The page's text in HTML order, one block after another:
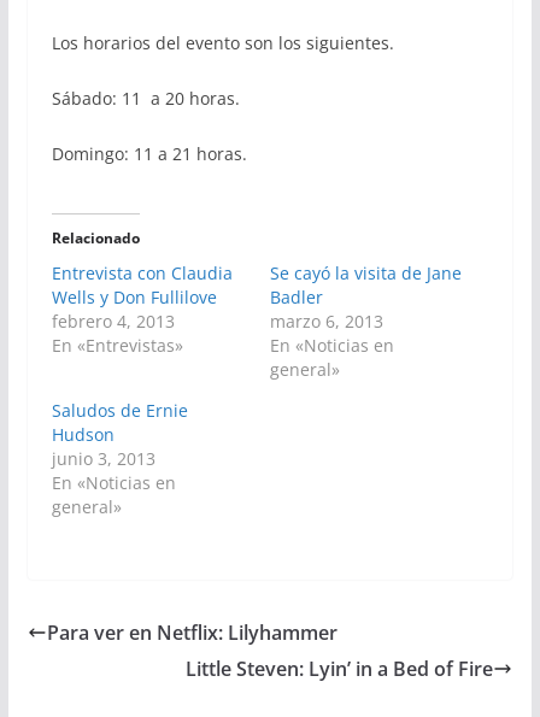
Los horarios del evento son los siguientes.
Sábado: 11 a 20 horas.
Domingo: 11 a 21 horas.
Relacionado
Entrevista con Claudia
Wells y Don Fullilove
febrero 4, 2013
En «Entrevistas»
Se cayó la visita de Jane
Badler
marzo 6, 2013
En «Noticias en
general»
Saludos de Ernie
Hudson
junio 3, 2013
En «Noticias en
general»
Para ver en Netflix: Lilyhammer
Little Steven: Lyin’ in a Bed of Fire